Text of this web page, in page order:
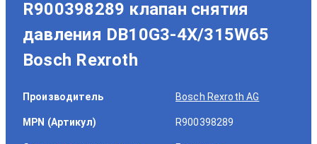
R900398289 клапан снятия
давления DB10G3-4X/315W65
Bosch Rexroth
Производитель Bosch Rexroth AG
MPN (Артикул) R900398289